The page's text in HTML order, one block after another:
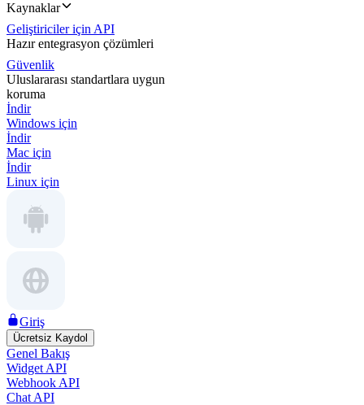
Kaynaklar
Geliştiriciler için API
Hazır entegrasyon çözümleri
Güvenlik
Uluslararası standartlara uygun
koruma
İndir
Windows için
İndir
Mac için
İndir
Linux için
Giriş
Ücretsiz Kaydol
Genel Bakış
Widget API
Webhook API
Chat API